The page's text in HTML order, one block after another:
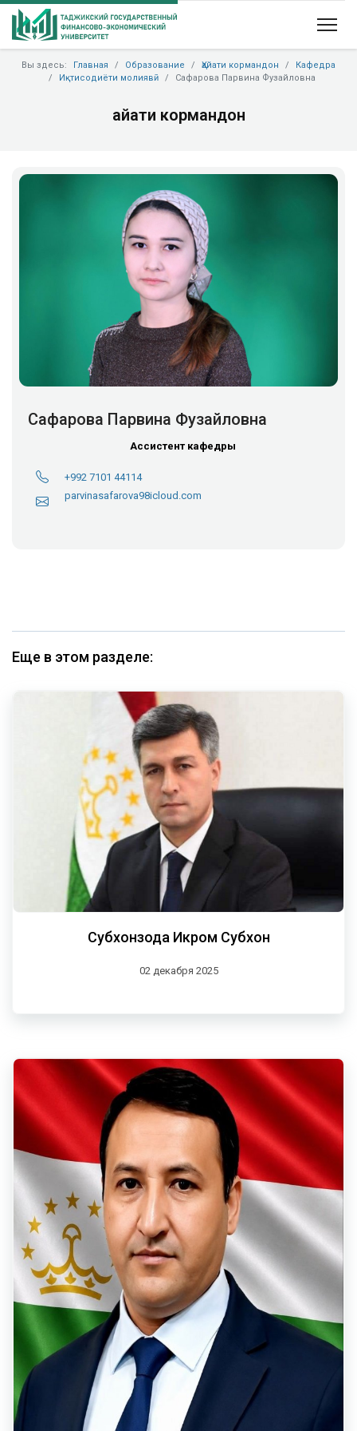
Вы здесь: Главная Образование Ҳайати кормандон
Кафедра
Иқтисодиёти молиявӣ
Сафарова Парвина Фузайловна
Ҳайати кормандон
Сафарова Парвина Фузайловна
Ассистент кафедры
+992 7101 44114
parvinasafarova98icloud.com
Еще в этом разделе:
Субхонзода Икром Субхон
02 декабря 2025